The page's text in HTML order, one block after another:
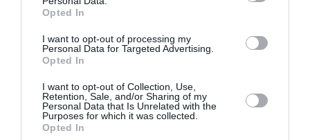
Opted In
I want to opt-out of processing my
Personal Data for Targeted Advertising.
Opted In
I want to opt-out of Collection, Use,
Retention, Sale, and/or Sharing of my
Personal Data that Is Unrelated with the
Purposes for which it was collected.
Opted In
Revitalift Clinical Vitamin C Serum, L’Oréal Paris